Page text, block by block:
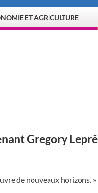
ET AGRICULTURE
Gregory
de nouveaux horizons. »